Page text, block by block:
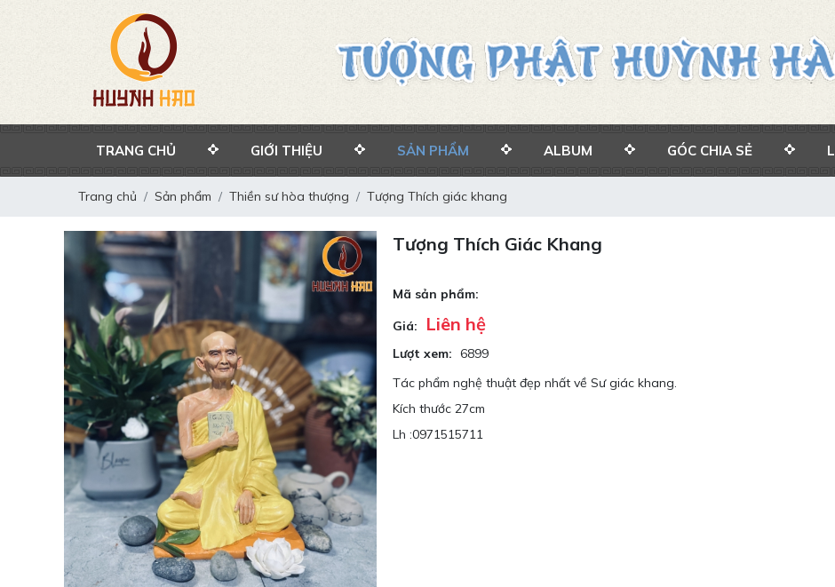
TRANG CHỦ GIỚI THIỆU SẢN PHẨM ALBUM GÓC CHIA SẺ
Trang chủ Sản phẩm Thiền sư hòa thượng Tượng Thích giác khang
Tượng Thích Giác Khang
Mã sản phẩm:
Giá:
Liên hệ
Lượt xem: 6899
Tác phẩm nghệ thuật đẹp nhất về Sư giác khang.
Kích thước 27cm
Lh :0971515711